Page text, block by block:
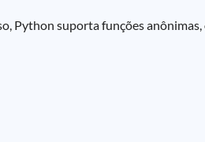
Python suporta funções